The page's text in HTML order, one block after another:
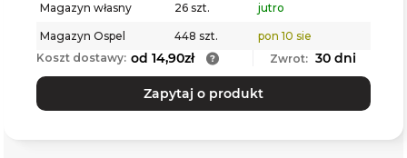
Magazyn własny 26 szt. jutro
Magazyn Ospel 448 szt.
pon 10 sie
Koszt dostawy: od 14,90zł Zwrot: 30 dni
Zapytaj o produkt